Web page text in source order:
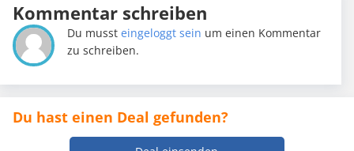
Kommentar schreiben
Du mussteingeloggt sein um einen Kommentar
zu schreiben.
Du hast einen Deal gefunden?